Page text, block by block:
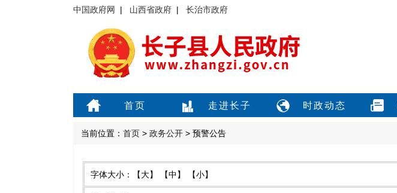
中国政府网 | 山西省政府 | 长治市政府
首页 走进长子 时政动态
当前位置： 首页 > 政务公开 > 预警公告
字体大小： 【大】 【中】 【小】